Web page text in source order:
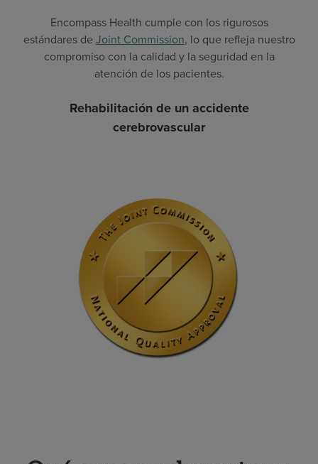
Encompass Health cumple con los rigurosos
estándares de Joint Commission, lo que refleja nuestro
compromiso con la calidad y la seguridad en la
atención de los pacientes.
Rehabilitación de un accidente
cerebrovascular